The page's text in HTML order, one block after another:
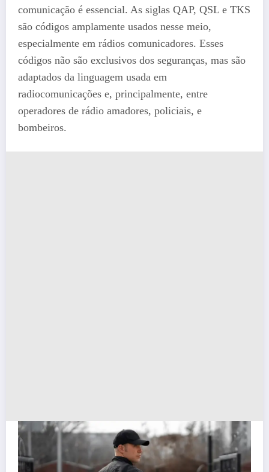
comunicação é essencial. As siglas QAP, QSL e TKS
são códigos amplamente usados nesse meio,
especialmente em rádios comunicadores. Esses
códigos não são exclusivos dos seguranças, mas são
adaptados da linguagem usada em
radiocomunicações e, principalmente, entre
operadores de rádio amadores, policiais, e
bombeiros.